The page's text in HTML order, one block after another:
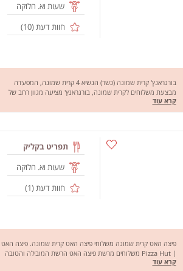
שעות וא. חלוקה
חוות דעת (10
)
בורגראנץ' קרית שמונה (כשר) הנשיא 4 קרית שמונה, המסעדה
מבצעת משלוחים לקרית שמונה, בורגראנץ' מציעה מגוון רחב של
מנות טעימות במיוחד כמו:ראנץ', ראנץ' כפול, ראנץ' צ'יקן, קומבינה
ועוד.. מחכים לכם לחוויה מהנה, שיהיה בתאבון!
קרא עוד
תפריט בקליק
שעות וא. חלוקה
חוות דעת (1
)
פיצה האט קרית שמונה משלוחי פיצה האט קרית שמונה. פיצה האט
| Pizza Hut משלוחים מרשת פיצה האט הרשת המובילה והטובה
קרא עוד